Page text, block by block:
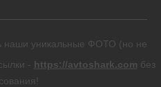
наши уникальные ФОТО (но не
- https://avtoshark.com без